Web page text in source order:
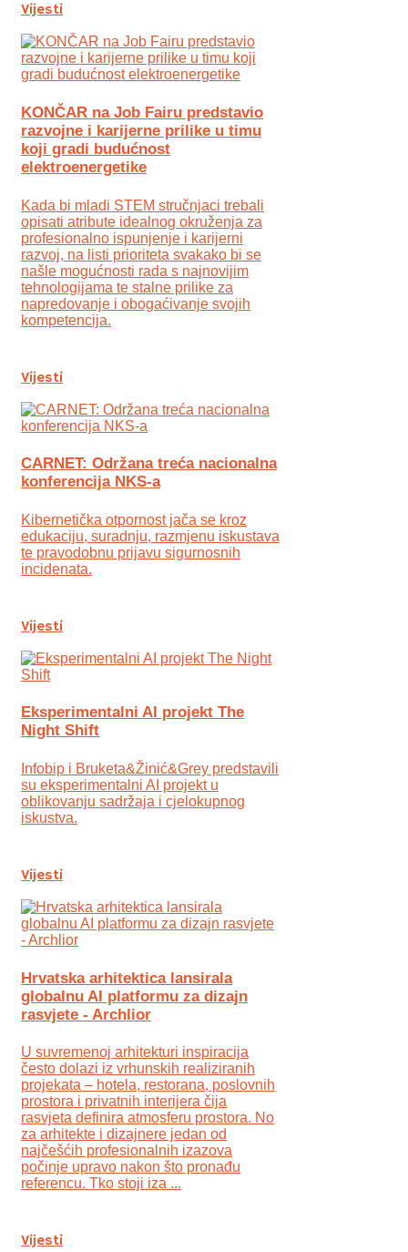
Vijesti
KONČAR na Job Fairu predstavio
razvojne i karijerne prilike u timu
koji gradi budućnost
elektroenergetike
Kada bi mladi STEM stručnjaci trebali
opisati atribute idealnog okruženja za
profesionalno ispunjenje i karijerni
razvoj, na listi prioriteta svakako bi se
našle mogućnosti rada s najnovijim
tehnologijama te stalne prilike za
napredovanje i obogaćivanje svojih
kompetencija.
Vijesti
CARNET: Održana treća nacionalna
konferencija NKS-a
Kibernetička otpornost jača se kroz
edukaciju, suradnju, razmjenu iskustava
te pravodobnu prijavu sigurnosnih
incidenata.
Vijesti
Eksperimentalni AI projekt The
Night Shift
Infobip i Bruketa&Žinić&Grey predstavili
su eksperimentalni AI projekt u
oblikovanju sadržaja i cjelokupnog
iskustva.
Vijesti
Hrvatska arhitektica lansirala
globalnu AI platformu za dizajn
rasvjete - Archlior
U suvremenoj arhitekturi inspiracija
često dolazi iz vrhunskih realiziranih
projekata – hotela, restorana, poslovnih
prostora i privatnih interijera čija
rasvjeta definira atmosferu prostora. No
za arhitekte i dizajnere jedan od
najčešćih profesionalnih izazova
počinje upravo nakon što pronađu
referencu. Tko stoji iza ...
Vijesti